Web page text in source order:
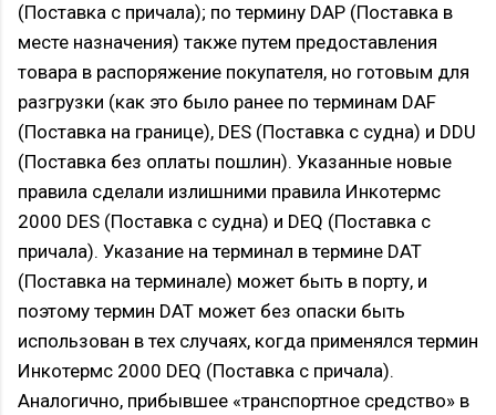
(Поставка с причала); по термину DAP (Поставка в
месте назначения) также путем предоставления
товара в распоряжение покупателя, но готовым для
разгрузки (как это было ранее по терминам DAF
(Поставка на границе), DES (Поставка с судна) и DDU
(Поставка без оплаты пошлин). Указанные новые
правила сделали излишними правила Инкотермс
2000 DES (Поставка с судна) и DEQ (Поставка с
причала). Указание на терминал в термине DAT
(Поставка на терминале) может быть в порту, и
поэтому термин DAT может без опаски быть
использован в тех случаях, когда применялся термин
Инкотермс 2000 DEQ (Поставка с причала).
Аналогично, прибывшее «транспортное средство» в